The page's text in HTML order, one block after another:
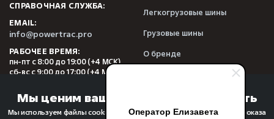
Оператор Елизавета
СПРАВОЧНАЯ СЛУЖБА:
EMAIL:
info@powertrac.pro
РАБОЧЕЕ ВРЕМЯ:
пн-пт с 8:00 до 19:00 (+4 МСК)
сб-вс с 9:00 до 17:00 (+4 МСК)
Легкогрузовые шины
Грузовые шины
О бренде
Мы ценим вашу конфиденциальность
Мы используем файлы cookie для улучшения качества просмотра, показа